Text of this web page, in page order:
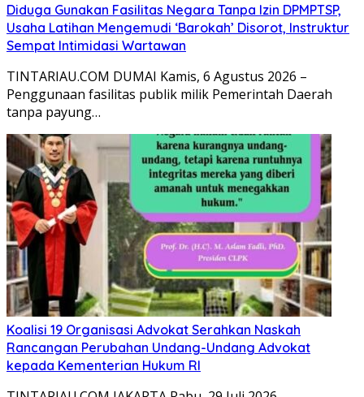
Diduga Gunakan Fasilitas Negara Tanpa Izin DPMPTSP,
Usaha Latihan Mengemudi ‘Barokah’ Disorot, Instruktur
Sempat Intimidasi Wartawan
TINTARIAU.COM DUMAI Kamis, 6 Agustus 2026 –
Penggunaan fasilitas publik milik Pemerintah Daerah
tanpa payung…
Koalisi 19 Organisasi Advokat Serahkan Naskah
Rancangan Perubahan Undang-Undang Advokat
kepada Kementerian Hukum RI